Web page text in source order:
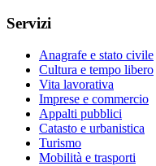
Servizi
Anagrafe e stato civile
Cultura e tempo libero
Vita lavorativa
Imprese e commercio
Appalti pubblici
Catasto e urbanistica
Turismo
Mobilità e trasporti